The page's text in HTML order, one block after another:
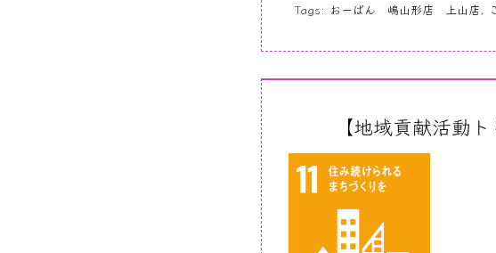
Tags: おーばん 嶋山形店 上山店,
【地域貢献活動